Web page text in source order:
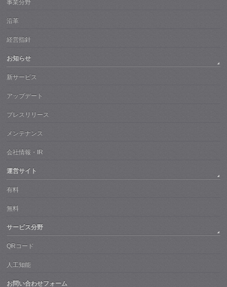
事業分野
沿革
経営指針
お知らせ
新サービス
アップデート
プレスリリース
メンテナンス
会社情報・IR
運営サイト
有料
無料
サービス分野
QRコード
人工知能
お問い合わせフォーム